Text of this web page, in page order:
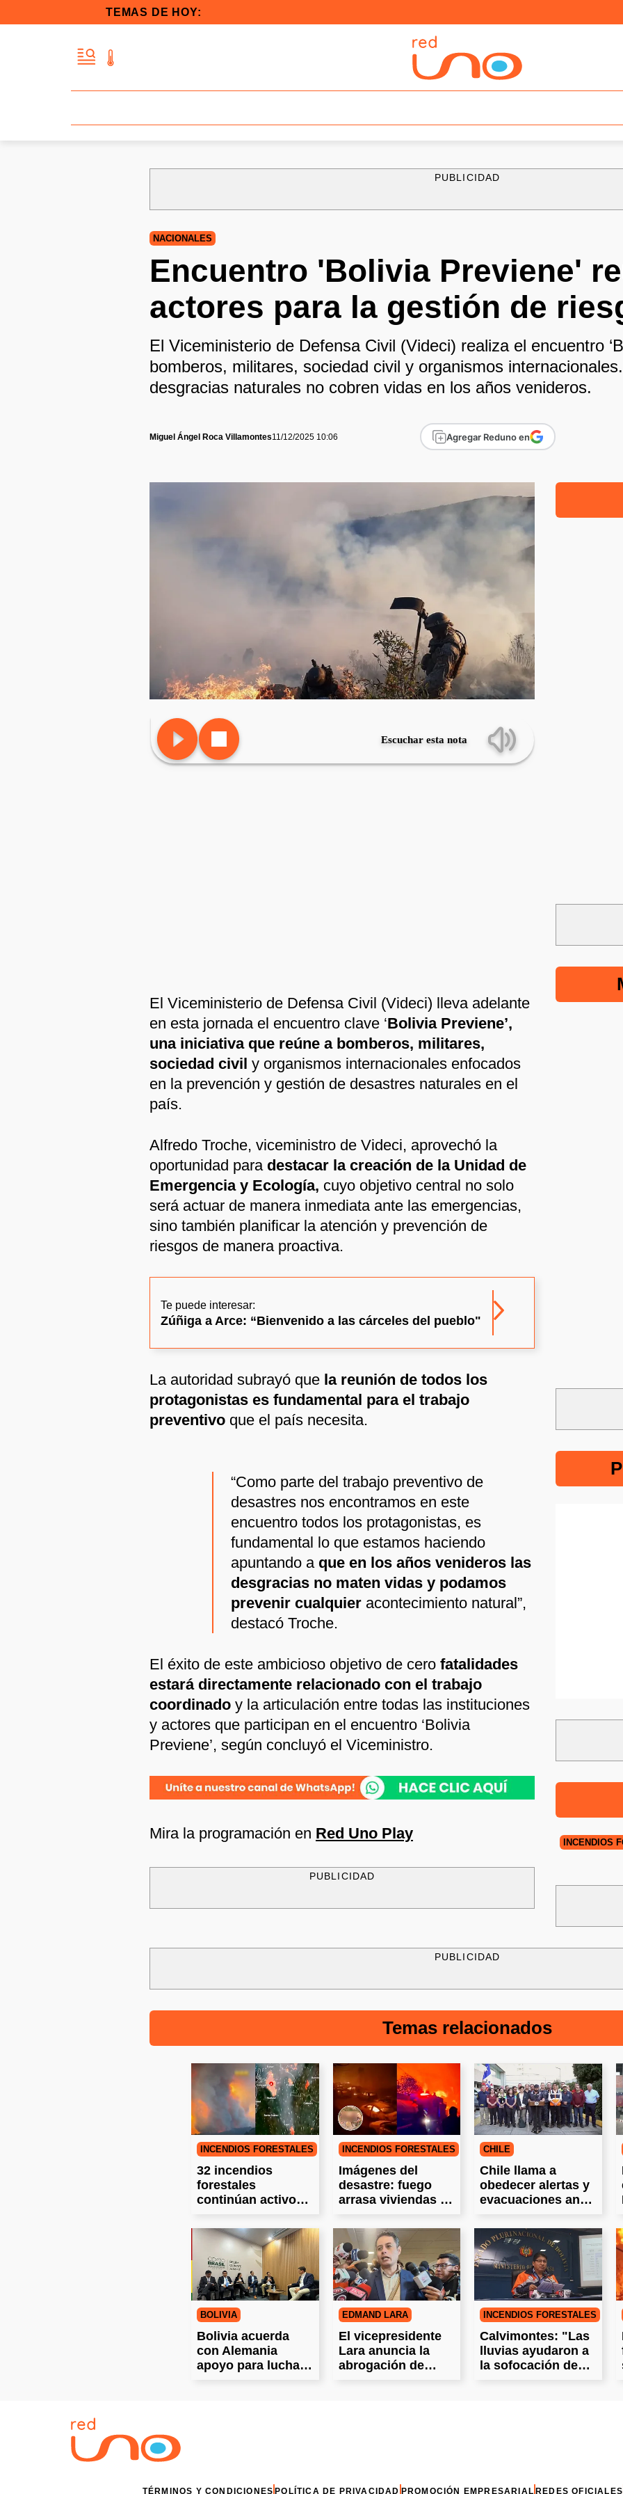
TEMAS DE HOY:
PUBLICIDAD
NACIONALES
Encuentro 'Bolivia Previene'
actores para la gestión de
El Viceministerio de Defensa Civil (Videci) realiza el encuentro
bomberos, militares, sociedad civil y organismos
desgracias naturales no cobren vidas en los años venideros.
Miguel Ángel Roca Villamontes11/12/2025 10:06 Agregar Reduno en
Escuchar esta nota
El Viceministerio de Defensa Civil (Videci) lleva adelante
en esta jornada el encuentro clave ‘Bolivia Previene’,
una iniciativa que reúne a bomberos, militares,
sociedad civil y organismos internacionales enfocados
en la prevención y gestión de desastres naturales en el
país.
Alfredo Troche, viceministro de Videci, aprovechó la
oportunidad para destacar la creación de la Unidad de
Emergencia y Ecología, cuyo objetivo central no solo
será actuar de manera inmediata ante las emergencias,
sino también planificar la atención y prevención de
riesgos de manera proactiva.
Te puede interesar:
Zúñiga a Arce: “Bienvenido a las cárceles del pueblo"
La autoridad subrayó que la reunión de todos los
protagonistas es fundamental para el trabajo
preventivo que el país necesita.
“Como parte del trabajo preventivo de
desastres nos encontramos en este
encuentro todos los protagonistas, es
fundamental lo que estamos haciendo
apuntando a que en los años venideros las
desgracias no maten vidas y podamos
prevenir cualquier acontecimiento natural”,
destacó Troche.
El éxito de este ambicioso objetivo de cero fatalidades
estará directamente relacionado con el trabajo
coordinado y la articulación entre todas las instituciones
y actores que participan en el encuentro ‘Bolivia
Previene’, según concluyó el Viceministro.
Mira la programación en Red Uno Play
PUBLICIDAD
INCENDIOS
PUBLICIDAD
Temas relacionados
INCENDIOS FORESTALES
32 incendios
forestales
continúan activos
Chile
INCENDIOS FORESTALES
Imágenes del
desastre: fuego
arrasa viviendas y
Chile
CHILE
Chile llama a
obedecer alertas y
evacuaciones ante
BOLIVIA
Bolivia acuerda
con Alemania
apoyo para luchar
EDMAND LARA
El vicepresidente
Lara anuncia la
abrogación de
INCENDIOS FORESTALES
Calvimontes: "Las
lluvias ayudaron a
la sofocación de
TÉRMINOS Y CONDICIONES POLÍTICA DE PRIVACIDAD PROMOCIÓN EMPRESARIAL REDES OFICIALES